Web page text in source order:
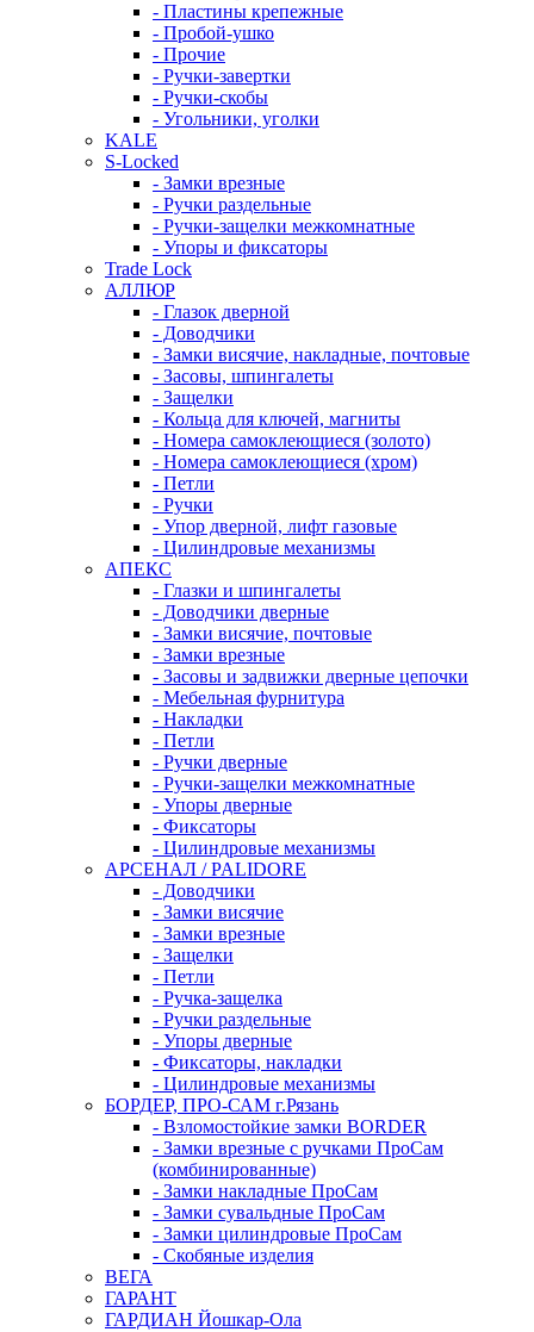
- Пластины крепежные
- Пробой-ушко
- Прочие
- Ручки-завертки
- Ручки-скобы
- Угольники, уголки
KALE
S-Locked
- Замки врезные
- Ручки раздельные
- Ручки-защелки межкомнатные
- Упоры и фиксаторы
Trade Lock
АЛЛЮР
- Глазок дверной
- Доводчики
- Замки висячие, накладные, почтовые
- Засовы, шпингалеты
- Защелки
- Кольца для ключей, магниты
- Номера самоклеющиеся (золото)
- Номера самоклеющиеся (хром)
- Петли
- Ручки
- Упор дверной, лифт газовые
- Цилиндровые механизмы
АПЕКС
- Глазки и шпингалеты
- Доводчики дверные
- Замки висячие, почтовые
- Замки врезные
- Засовы и задвижки дверные цепочки
- Мебельная фурнитура
- Накладки
- Петли
- Ручки дверные
- Ручки-защелки межкомнатные
- Упоры дверные
- Фиксаторы
- Цилиндровые механизмы
АРСЕНАЛ / PALIDORE
- Доводчики
- Замки висячие
- Замки врезные
- Защелки
- Петли
- Ручка-защелка
- Ручки раздельные
- Упоры дверные
- Фиксаторы, накладки
- Цилиндровые механизмы
БОРДЕР, ПРО-САМ г.Рязань
- Взломостойкие замки BORDER
- Замки врезные с ручками ПроСам
(комбинированные)
- Замки накладные ПроСам
- Замки сувальдные ПроСам
- Замки цилиндровые ПроСам
- Скобяные изделия
ВЕГА
ГАРАНТ
ГАРДИАН Йошкар-Ола